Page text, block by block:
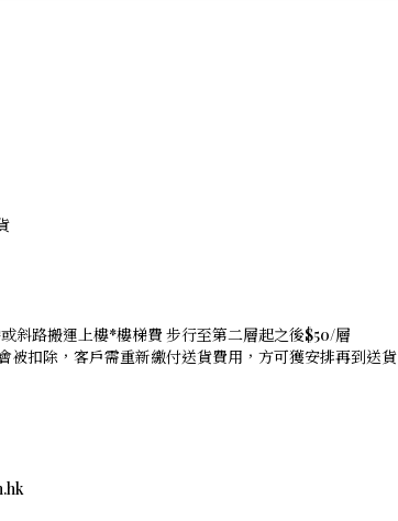
斜路搬運上樓*樓梯費 步行至第二層起之後$50/層
扣除，客戶需重新繳付送貨費用，方可獲安排再到送貨